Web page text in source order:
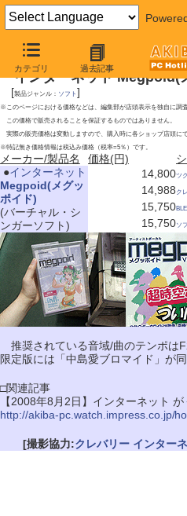
カテゴリ 過去記事
2009年6月27日号
インターネット Megpoid(
[製品ジャンル： ソフト ]
※このページにおける価格などは、編集部が店頭表示を独自に調査
この価格で販売されることを保証するものではありません。
実際の販売価格は変動しますので、購入時に各ショップ店頭にて
※特記無き価格情報は税込み価格（税率=5％）です。
メーカー/製品名 価格(円)
●インターネット
Megpoid(メグッ
ポイド)
(バーチャル・シ
ンガーソフト)
14,800ツ
14,988 ク
15,750
15,750ソ
推奨されている音域/曲のテンポは
限定版には「中島愛ブロマイド」が同
□関連記事
【2008年8月2日】インターネット
http://akiba-pc.watch.impress.co.jp/
[撮影協力:クレバリー インター